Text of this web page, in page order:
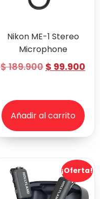
Nikon ME-1 Stereo
Microphone
$189.900 $ 99.900
Añadir al carrito
¡Oferta!